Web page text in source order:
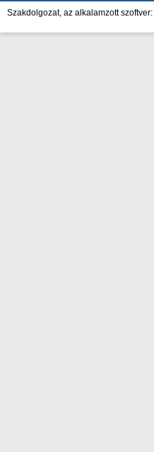
Szakdolgozat, az alkalamzott szoftver: